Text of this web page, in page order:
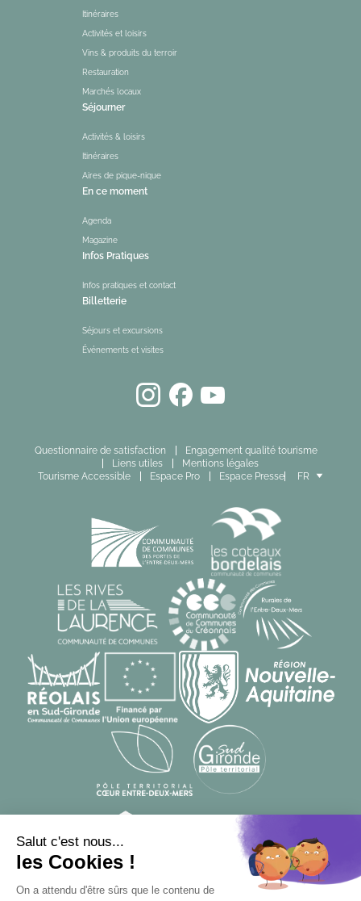
Itinéraires
Activités et loisirs
Vins & produits du terroir
Restauration
Marchés locaux
Séjourner
Activités & loisirs
Itinéraires
Aires de pique-nique
En ce moment
Agenda
Magazine
Infos Pratiques
Infos pratiques et contact
Billetterie
Séjours et excursions
Événements et visites
Questionnaire de satisfaction
Engagement qualité tourisme
Liens utiles
Mentions légales
Tourisme Accessible
Espace Pro Espace Presse
FR